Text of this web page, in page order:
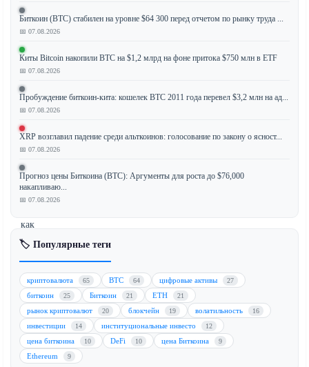
банк
России,
Сбербанк,
готовится
запуску
сервиса
криптовалютных
кошельков
как
правительство
нормативный
путь
для
цифровых
активов.
Это
событие
Биткоин (BTC) стабилен на уровне $64 300 перед отчетом по рынку труда ...
📅 07.08.2026
Киты Bitcoin накопили BTC на $1,2 млрд на фоне притока $750 млн в ETF
📅 07.08.2026
Пробуждение биткоин-кита: кошелек BTC 2011 года перевел $3,2 млн на ад...
📅 07.08.2026
XRP возглавил падение среди альткоинов: голосование по закону о ясност...
📅 07.08.2026
Прогноз цены Биткоина (BTC): Аргументы для роста до $76,000
накапливаю...
📅 07.08.2026
🏷️ Популярные теги
криптовалюта 65 BTC 64 цифровые активы 27
биткоин 25 Биткоин 21 ETH 21
рынок криптовалют 20 блокчейн 19 волатильность 16
инвестиции 14 институциональные инвесто 12
цена биткоина 10 DeFi 10 цена Биткоина 9
Ethereum 9